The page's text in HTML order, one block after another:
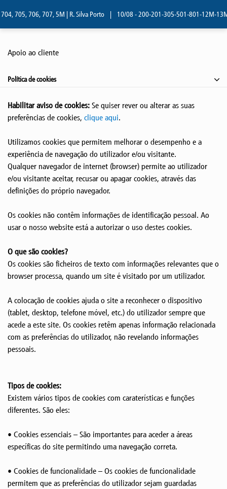
705, 706, 707, 5M | R. Silva Porto | 10/08 - 200-201-305-501-801-12M-13M |
Apoio ao cliente
Política de cookies
Habilitar aviso de cookies: Se quiser rever ou alterar as suas
preferências de cookies, clique aqui.
Utilizamos cookies que permitem melhorar o desempenho e a
experiência de navegação do utilizador e/ou visitante.
Qualquer navegador de internet (browser) permite ao utilizador
e/ou visitante aceitar, recusar ou apagar cookies, através das
definições do próprio navegador.
Os cookies não contêm informações de identificação pessoal. Ao
usar o nosso website está a autorizar o uso destes cookies.
O que são cookies?
Os cookies são ficheiros de texto com informações relevantes que o
browser processa, quando um site é visitado por um utilizador.
A colocação de cookies ajuda o site a reconhecer o dispositivo
(tablet, desktop, telefone móvel, etc.) do utilizador sempre que
acede a este site. Os cookies retêm apenas informação relacionada
com as preferências do utilizador, não revelando informações
pessoais.
Tipos de cookies:
Existem vários tipos de cookies com caraterísticas e funções
diferentes. São eles:
• Cookies essenciais – São importantes para aceder a áreas
específicas do site permitindo uma navegação correta.
• Cookies de funcionalidade – Os cookies de funcionalidade
permitem que as preferências do utilizador sejam guardadas